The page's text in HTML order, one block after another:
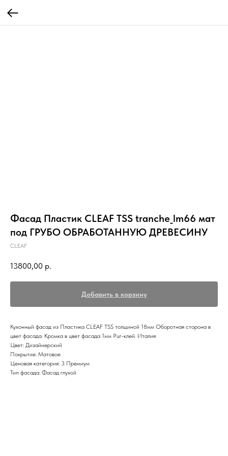
Фасад Пластик CLEAF TSS tranche_lm66 мат
под ГРУБО ОБРАБОТАННУЮ ДРЕВЕСИНУ
CLEAF
13800,00 р.
Добавить в корзину
Кухонный фасад из Пластика CLEAF TSS толщиной 18мм Оборотная сторона в
цвет фасада. Кромка в цвет фасада 1мм Pur-клей. Италия
Цвет: Дизайнерский
Покрытие: Матовое
Ценовая категория: 3 Премиум
Тип фасада: Фасад глухой